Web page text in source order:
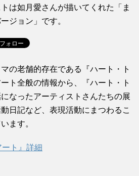
は如月愛さんが描いてくれた「ま
ジョン」です。
の老舗的存在である『ハート・ト
ト全般の情報から、『ハート・ト
なったアーティストさんたちの展
日記など、表現活動にまつわるこ
ます。
ート』詳細